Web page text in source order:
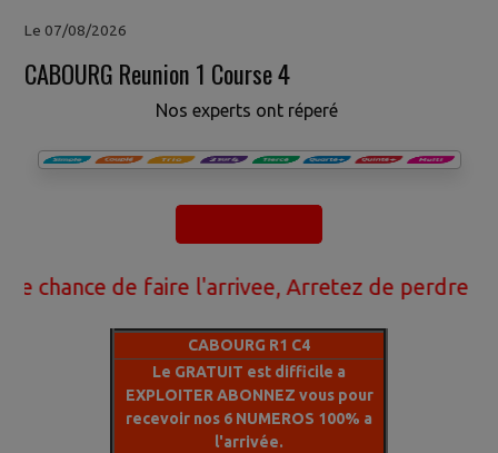
Le 07/08/2026
CABOURG Reunion 1 Course 4
Nos experts ont réperé
de faire l'arrivee, Arretez de perdre
CABOURG R1 C4
Le GRATUIT est difficile a
EXPLOITER ABONNEZ vous pour
recevoir nos 6 NUMEROS 100% a
l'arrivée.